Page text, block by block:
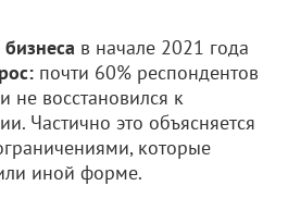
в начале 2021 года
почти 60% респондентов
не восстановился к
Частично это объясняется
которые
иной форме.